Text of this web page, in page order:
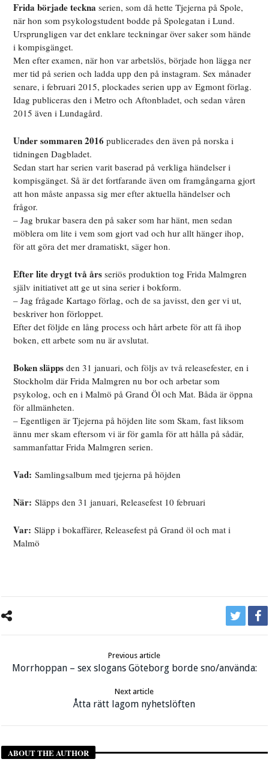
Frida började teckna serien, som då hette Tjejerna på Spole,
när hon som psykologstudent bodde på Spolegatan i Lund.
Ursprungligen var det enklare teckningar över saker som hände
i kompisgänget.
Men efter examen, när hon var arbetslös, började hon lägga ner
mer tid på serien och ladda upp den på instagram. Sex månader
senare, i februari 2015, plockades serien upp av Egmont förlag.
Idag publiceras den i Metro och Aftonbladet, och sedan våren
2015 även i Lundagård.
Under sommaren 2016 publicerades den även på norska i
tidningen Dagbladet.
Sedan start har serien varit baserad på verkliga händelser i
kompisgänget. Så är det fortfarande även om framgångarna gjort
att hon måste anpassa sig mer efter aktuella händelser och
frågor.
– Jag brukar basera den på saker som har hänt, men sedan
möblera om lite i vem som gjort vad och hur allt hänger ihop,
för att göra det mer dramatiskt, säger hon.
Efter lite drygt två års seriös produktion tog Frida Malmgren
själv initiativet att ge ut sina serier i bokform.
– Jag frågade Kartago förlag, och de sa javisst, den ger vi ut,
beskriver hon förloppet.
Efter det följde en lång process och hårt arbete för att få ihop
boken, ett arbete som nu är avslutat.
Boken släpps den 31 januari, och följs av två releasefester, en i
Stockholm där Frida Malmgren nu bor och arbetar som
psykolog, och en i Malmö på Grand Öl och Mat. Båda är öppna
för allmänheten.
– Egentligen är Tjejerna på höjden lite som Skam, fast liksom
ännu mer skam eftersom vi är för gamla för att hålla på sådär,
sammanfattar Frida Malmgren serien.
Vad: Samlingsalbum med tjejerna på höjden
När: Släpps den 31 januari, Releasefest 10 februari
Var: Släpp i bokaffärer, Releasefest på Grand öl och mat i
Malmö
Previous article
Morrhoppan – sex slogans Göteborg borde sno/använda:
Next article
Åtta rätt lagom nyhetslöften
ABOUT THE AUTHOR